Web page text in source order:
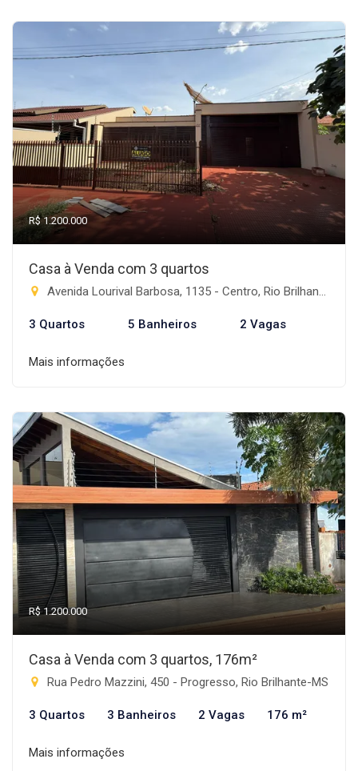
R$ 1.200.000
Casa à Venda com 3 quartos
Avenida Lourival Barbosa, 1135 - Centro, Rio Brilhante-MS
3 Quartos 5 Banheiros 2 Vagas
Mais informações
R$ 1.200.000
Casa à Venda com 3 quartos, 176m²
Rua Pedro Mazzini, 450 - Progresso, Rio Brilhante-MS
3 Quartos 3 Banheiros 2 Vagas 176 m²
Mais informações